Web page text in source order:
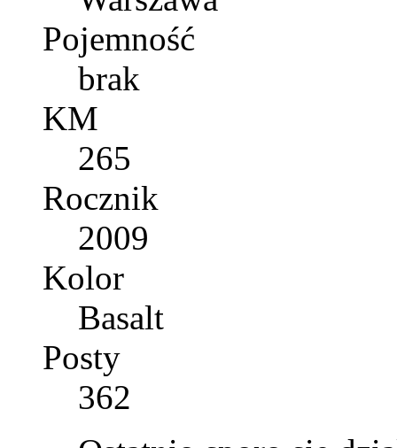
Pojemność
brak
KM
265
Rocznik
2009
Kolor
Basalt
Posty
362